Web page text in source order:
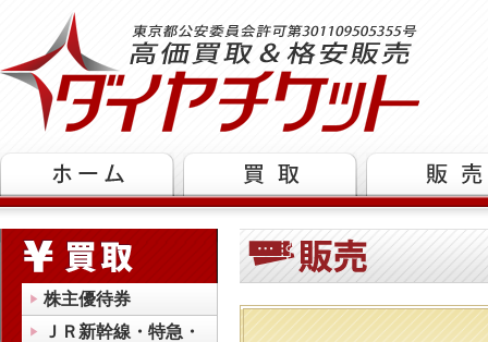
株主優待券
ＪＲ新幹線・特急・